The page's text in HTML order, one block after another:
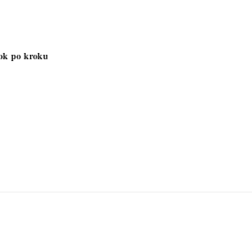
po kroku